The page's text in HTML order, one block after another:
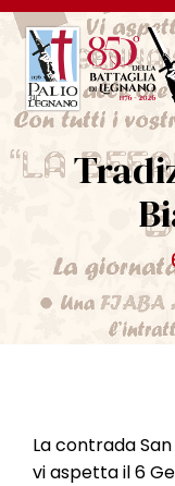
La contrada
vi aspetta il 6